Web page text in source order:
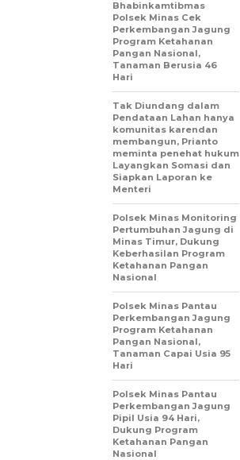
Bhabinkamtibmas
Polsek Minas Cek
Perkembangan Jagung
Program Ketahanan
Pangan Nasional,
Tanaman Berusia 46
Hari
Tak Diundang dalam
Pendataan Lahan hanya
komunitas karendan
membangun, Prianto
meminta penehat hukum
Layangkan Somasi dan
Siapkan Laporan ke
Menteri
Polsek Minas Monitoring
Pertumbuhan Jagung di
Minas Timur, Dukung
Keberhasilan Program
Ketahanan Pangan
Nasional
Polsek Minas Pantau
Perkembangan Jagung
Program Ketahanan
Pangan Nasional,
Tanaman Capai Usia 95
Hari
Polsek Minas Pantau
Perkembangan Jagung
Pipil Usia 94 Hari,
Dukung Program
Ketahanan Pangan
Nasional